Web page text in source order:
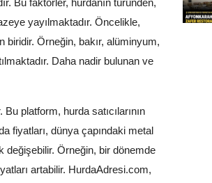
Bu faktörler, hurdanın türünden,
yayılmaktadır. Öncelikle,
biridir. Örneğin, bakır, alüminyum,
Daha nadir bulunan ve
platform, hurda satıcılarının
fiyatları, dünya çapındaki metal
değişebilir. Örneğin, bir dönemde
artabilir. HurdaAdresi.com,